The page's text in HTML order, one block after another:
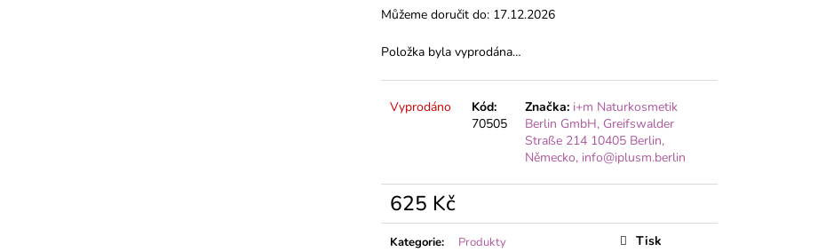
Můžeme doručit do: 17.12.2026
Položka byla vyprodána…
Vyprodáno
Kód:
70505
Značka: i+m Naturkosmetik
Berlin GmbH, Greifswalder
Straße 214 10405 Berlin,
Německo, info@iplusm.berlin
625 Kč
Měrná
cena:
Kategorie:
Produkty
Tisk